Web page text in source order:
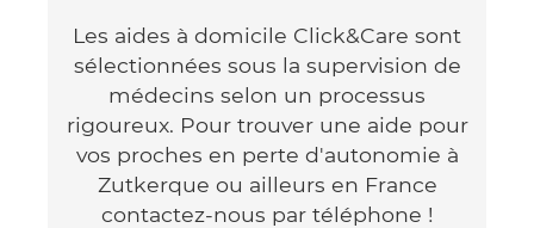
Les aides à domicile Click&Care sont
sélectionnées sous la supervision de
médecins selon un processus
rigoureux. Pour trouver une aide pour
vos proches en perte d'autonomie à
Zutkerque ou ailleurs en France
contactez-nous par téléphone !